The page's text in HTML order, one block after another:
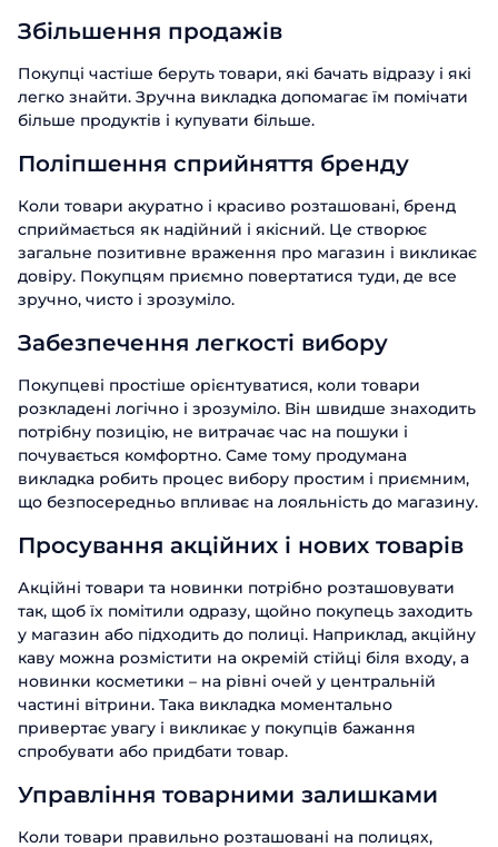
Збільшення продажів
Покупці частіше беруть товари, які бачать відразу і які
легко знайти. Зручна викладка допомагає їм помічати
більше продуктів і купувати більше.
Поліпшення сприйняття бренду
Коли товари акуратно і красиво розташовані, бренд
сприймається як надійний і якісний. Це створює
загальне позитивне враження про магазин і викликає
довіру. Покупцям приємно повертатися туди, де все
зручно, чисто і зрозуміло.
Забезпечення легкості вибору
Покупцеві простіше орієнтуватися, коли товари
розкладені логічно і зрозуміло. Він швидше знаходить
потрібну позицію, не витрачає час на пошуки і
почувається комфортно. Саме тому продумана
викладка робить процес вибору простим і приємним,
що безпосередньо впливає на лояльність до магазину.
Просування акційних і нових товарів
Акційні товари та новинки потрібно розташовувати
так, щоб їх помітили одразу, щойно покупець заходить
у магазин або підходить до полиці. Наприклад, акційну
каву можна розмістити на окремій стійці біля входу, а
новинки косметики – на рівні очей у центральній
частині вітрини. Така викладка моментально
привертає увагу і викликає у покупців бажання
спробувати або придбати товар.
Управління товарними залишками
Коли товари правильно розташовані на полицях,